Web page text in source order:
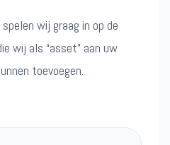
wij graag in op de
wij als “asset” aan uw
toevoegen.